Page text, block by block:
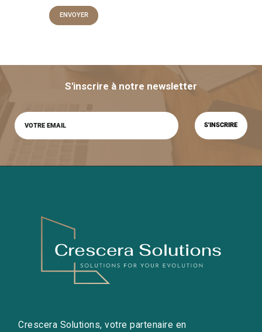
S'inscrire à notre newsletter
Crescera Solutions, votre partenaire en